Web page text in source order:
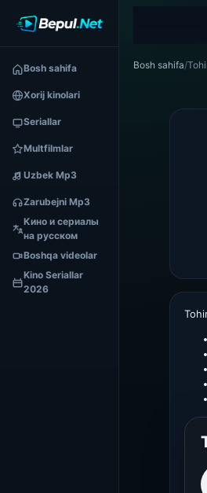
Bosh sahifa
Xorij kinolari
Seriallar
Multfilmlar
Uzbek Mp3
Zarubejni Mp3
Кино и сериалы
на русском
Boshqa videolar
Kino Seriallar
2026
Bosh sahifa/